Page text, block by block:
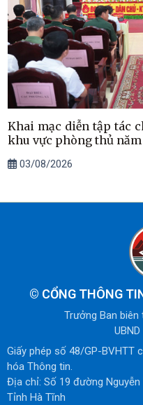
Khai mạc diễn tập tác
khu vực phòng thủ năm
03/08/2026
© CỔNG THÔNG
Trưởng Ban biên
Giấy phép số 48/GP-BVHTT
hóa Thông tin.
Địa chỉ: Số 19 đường
Tỉnh Hà Tĩnh